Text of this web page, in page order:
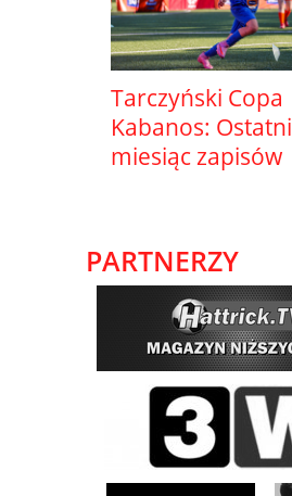
Tarczyński Copa
Kabanos: Ostatni
miesiąc zapisów
PARTNERZY